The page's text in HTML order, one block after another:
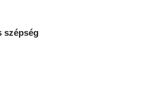
szépség